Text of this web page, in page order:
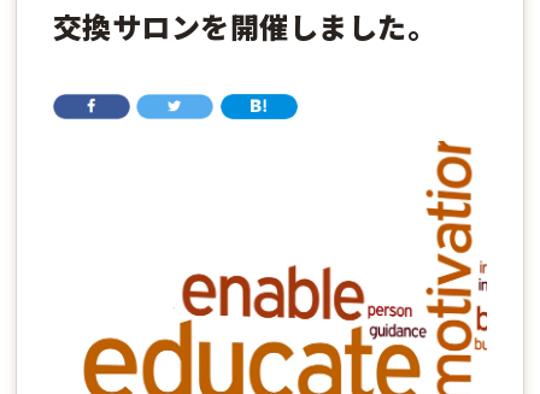
交換サロンを開催しました。